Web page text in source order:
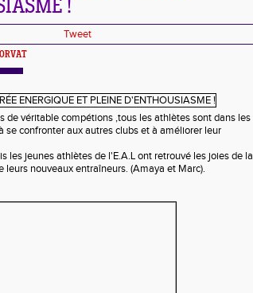
!
Tweet
de véritable compétions ,tous les athlètes sont dans les
se confronter aux autres clubs et à améliorer leur
les jeunes athlètes de l'E.A.L ont retrouvé les joies de la
leurs nouveaux entraîneurs. (Amaya et Marc).